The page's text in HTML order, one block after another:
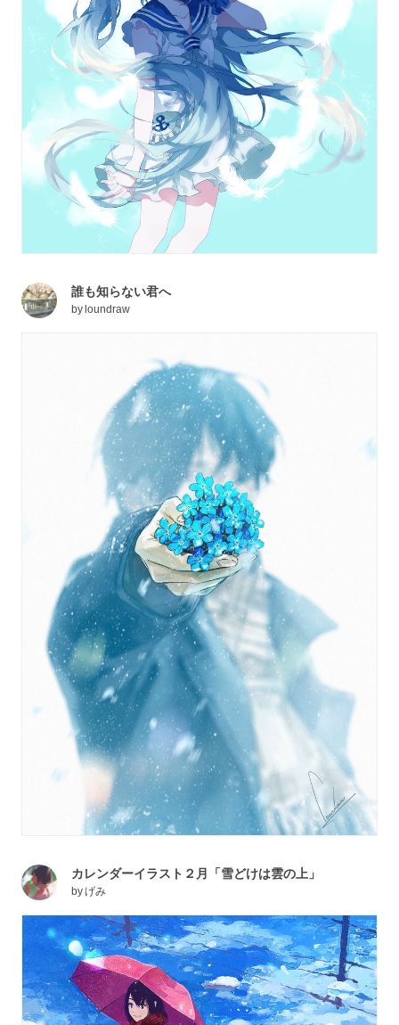
誰も知らない君へ
by loundraw
カレンダーイラスト２月「雪どけは雲の上」
byげみ